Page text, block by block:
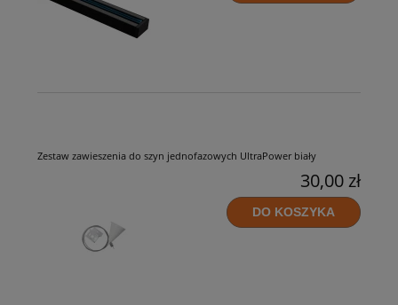
Zestaw zawieszenia do szyn jednofazowych UltraPower biały
30,00 zł
DO KOSZYKA